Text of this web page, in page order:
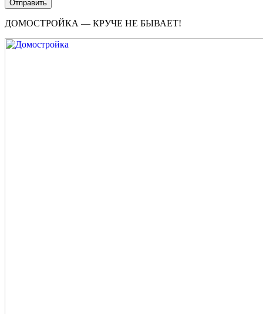
ДОМОСТРОЙКА — КРУЧЕ НЕ БЫВАЕТ!